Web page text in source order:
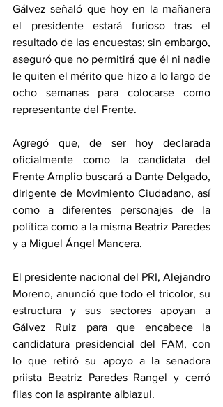
Gálvez señaló que hoy en la mañanera
el presidente estará furioso tras el
resultado de las encuestas; sin embargo,
aseguró que no permitirá que él ni nadie
le quiten el mérito que hizo a lo largo de
ocho semanas para colocarse como
representante del Frente.
Agregó que, de ser hoy declarada
oficialmente como la candidata del
Frente Amplio buscará a Dante Delgado,
dirigente de Movimiento Ciudadano, así
como a diferentes personajes de la
política como a la misma Beatriz Paredes
y a Miguel Ángel Mancera.
El presidente nacional del PRI, Alejandro
Moreno, anunció que todo el tricolor, su
estructura y sus sectores apoyan a
Gálvez Ruiz para que encabece la
candidatura presidencial del FAM, con
lo que retiró su apoyo a la senadora
priista Beatriz Paredes Rangel y cerró
filas con la aspirante albiazul.